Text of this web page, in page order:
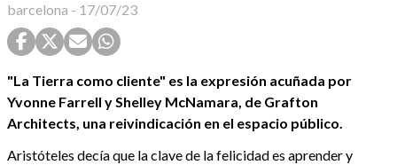
barcelona - 17/07/23
"La Tierra como cliente" es la expresión acuñada por
Yvonne Farrell y Shelley McNamara, de Grafton
Architects, una reivindicación en el espacio público.
Aristóteles decía que la clave de la felicidad es aprender y